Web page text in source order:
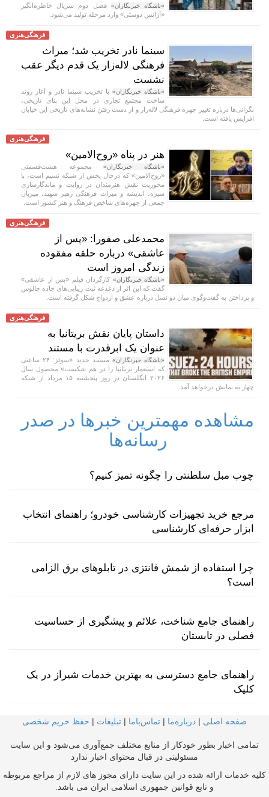
«باشگاه خبرنگاران» فصل دوم سریال خاطره‌انگیز
«آژانس دوستی» وارد مرحله تولید می‌شود.
فرهنگی‌هنری
سینما نادر تخریب شد؛ میراث
فرهنگی لاله‌زار یک قدم دیگر عقب
نشست
«باشگاه خبرنگاران» با تخریب سینما نادر و آغاز روند
ساخت مجتمع تجاری در محل این بنای تاریخی،
نگرانی‌ها درباره تغییر چهره فرهنگی لاله‌زار و از دست رفتن نشانه‌های تاریخی این خیابان
افزایش یافته است.
فرهنگی‌هنری
هنر در پناه «روح‌الامین»
«باشگاه خبرنگاران»مجموعه هشت‌قسمتی
«روح‌الامین» که درحال پخش از شبکه نسیم است، با
محوریت نقش هنرمندان در روایت و ماندگارسازی
سیره، اندیشه و میراث فرهنگی رهبر شهید، میزبان
جمعی از چهره‌های شاخص فرهنگ و هنر کشور است.
فرهنگی‌هنری
محمدعلی صفورا: «پس از
عاشقی» درباره حلقه مفقوده
زندگی امروز است
«باشگاه خبرنگاران» کارگردان فیلم «پس از عاشقی»
گفت که این اثر از دغدغه ثبت زیبایی‌های جاده چالوس
و پرداختن به گفت‌وگوی میان دو نسل درباره عشق و ازدواج شکل گرفته است.
فرهنگی‌هنری
داستان پایان نقش بریتانیا به
عنوان یک ابرقدرت با مستند
«باشگاه خبرنگاران»
مستند جدید «سوئز: ۲۴ ساعتی
که استعمار بریتانیا را در هم شکست» محصول سال
۲۰۲۶ انگلستان در روز پنجشنبه ۱۵ مرداد از شبکه
چهار به نمایش درخواهد آمد.
مشاهده مهمترین خبرها در صدر
رسانه‌ها
چوب مبل سلطنتی را چگونه تمیز کنیم؟
مرجع خرید تجهیزات کارشناسی خودرو؛ راهنمای انتخاب
ابزار حرفه‌ای کارشناسی
چرا استفاده از شمش فانتزی در تابلوهای برق الزامی
است؟
راهنمای جامع شناخت، علائم و پیشگیری از حساسیت
فصلی در تابستان
راهنمای جامع دسترسی به بهترین خدمات شیراز در یک
کلیک
صفحه اصلی | درباره‌ما | تماس‌با‌ما | تبلیغات | حفظ حریم شخصی
تمامی اخبار بطور خودکار از منابع مختلف جمع‌آوری می‌شود و این سایت
مسئولیتی در قبال محتوای اخبار ندارد
کلیه خدمات ارائه شده در این سایت دارای مجوز های لازم از مراجع مربوطه
و تابع قوانین جمهوری اسلامی ایران می باشد.